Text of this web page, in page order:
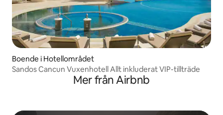
Boende i Hotellområdet
Sandos Cancun Vuxenhotell Allt inkluderat VIP-tillträde
Mer från Airbnb